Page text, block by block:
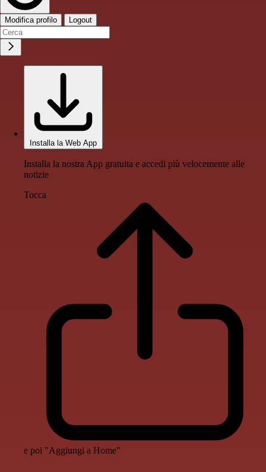
Modifica profilo Logout
Installa la Web App
Installa la nostra App gratuita e accedi più velocemente alle
notizie
Tocca
e poi "Aggiungi a Home"